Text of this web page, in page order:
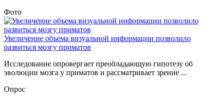
Фото
Увеличение объема визуальной информации позволило
развиться мозгу приматов
Исследование опровергает преобладающую гипотезу об
эволюции мозга у приматов и рассматривает зрение ...
Опрос